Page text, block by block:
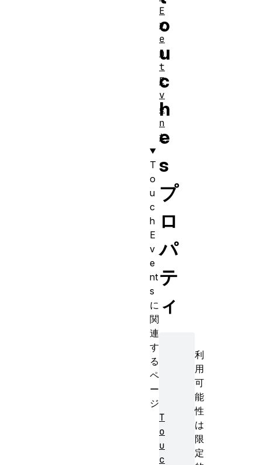
o
u
c
h
e
s
プ
ロ
パ
テ
ィ
利
用
可
能
性
は
限
定
E
v
e
n
t
E
v
e
n
t
T
o
u
c
h
E
v
e
nt
s
に
関
連
す
る
ペ
ー
ジ
T
o
u
c